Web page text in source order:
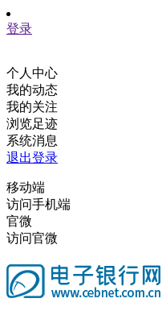
登录
个人中心
我的动态
我的关注
浏览足迹
系统消息
退出登录
移动端
访问手机端
官微
访问官微